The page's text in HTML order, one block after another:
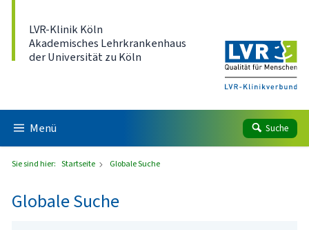
LVR-Klinik Köln
Akademisches Lehrkrankenhaus
der Universität zu Köln
Menü Suche
Sie sind hier: Startseite Globale Suche
Globale Suche